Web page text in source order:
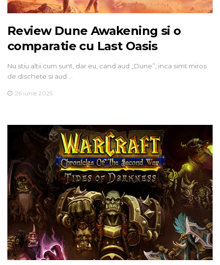
Review Dune Awakening si o
comparatie cu Last Oasis
Nu stiu altii cum sunt, dar eu, cand aud „Dune”, inca simt miros
de dischete si aud …
26 iunie 2025